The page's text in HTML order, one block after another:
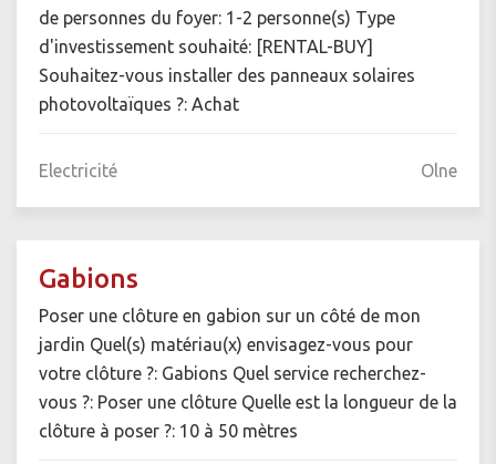
de personnes du foyer: 1-2 personne(s) Type
d'investissement souhaité: [RENTAL-BUY]
Souhaitez-vous installer des panneaux solaires
photovoltaïques ?: Achat
Electricité Olne
Gabions
Poser une clôture en gabion sur un côté de mon
jardin Quel(s) matériau(x) envisagez-vous pour
votre clôture ?: Gabions Quel service recherchez-
vous ?: Poser une clôture Quelle est la longueur de la
clôture à poser ?: 10 à 50 mètres